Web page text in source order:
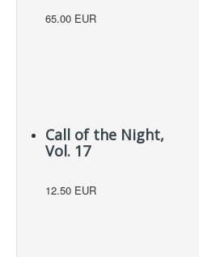
65.00 EUR
Call of the Night,
Vol. 17
12.50 EUR